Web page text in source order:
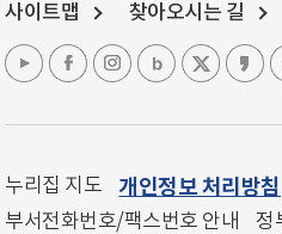
사이트맵 찾아오시는 길
누리집 지도 개인정보 처리방침
부서전화번호/팩스번호 안내
정